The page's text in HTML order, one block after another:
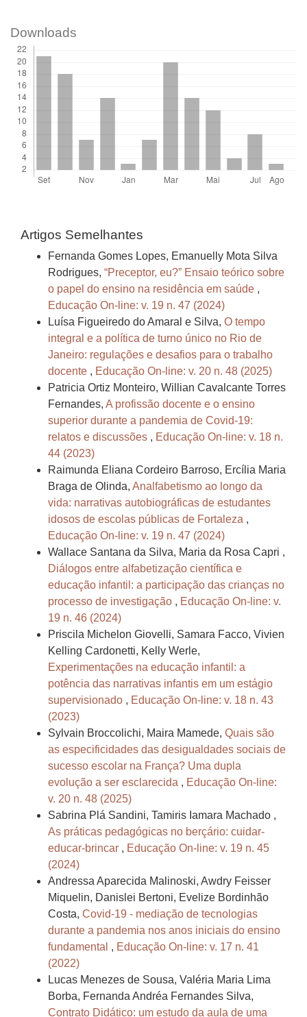
Downloads
Artigos Semelhantes
Fernanda Gomes Lopes, Emanuelly Mota Silva
Rodrigues, “Preceptor, eu?” Ensaio teórico sobre
o papel do ensino na residência em saúde ,
Educação On-line: v. 19 n. 47 (2024)
Luísa Figueiredo do Amaral e Silva, O tempo
integral e a política de turno único no Rio de
Janeiro: regulações e desafios para o trabalho
docente , Educação On-line: v. 20 n. 48 (2025)
Patricia Ortiz Monteiro, Willian Cavalcante Torres
Fernandes, A profissão docente e o ensino
superior durante a pandemia de Covid-19:
relatos e discussões , Educação On-line: v. 18 n.
44 (2023)
Raimunda Eliana Cordeiro Barroso, Ercília Maria
Braga de Olinda, Analfabetismo ao longo da
vida: narrativas autobiográficas de estudantes
idosos de escolas públicas de Fortaleza ,
Educação On-line: v. 19 n. 47 (2024)
Wallace Santana da Silva, Maria da Rosa Capri ,
Diálogos entre alfabetização científica e
educação infantil: a participação das crianças no
processo de investigação , Educação On-line: v.
19 n. 46 (2024)
Priscila Michelon Giovelli, Samara Facco, Vivien
Kelling Cardonetti, Kelly Werle,
Experimentações na educação infantil: a
potência das narrativas infantis em um estágio
supervisionado , Educação On-line: v. 18 n. 43
(2023)
Sylvain Broccolichi, Maira Mamede, Quais são
as especificidades das desigualdades sociais de
sucesso escolar na França? Uma dupla
evolução a ser esclarecida , Educação On-line:
v. 20 n. 48 (2025)
Sabrina Plá Sandini, Tamiris Iamara Machado ,
As práticas pedagógicas no berçário: cuidar-
educar-brincar , Educação On-line: v. 19 n. 45
(2024)
Andressa Aparecida Malinoski, Awdry Feisser
Miquelin, Danislei Bertoni, Evelize Bordinhão
Costa, Covid-19 - mediação de tecnologias
durante a pandemia nos anos iniciais do ensino
fundamental , Educação On-line: v. 17 n. 41
(2022)
Lucas Menezes de Sousa, Valéria Maria Lima
Borba, Fernanda Andréa Fernandes Silva,
Contrato Didático: um estudo da aula de uma